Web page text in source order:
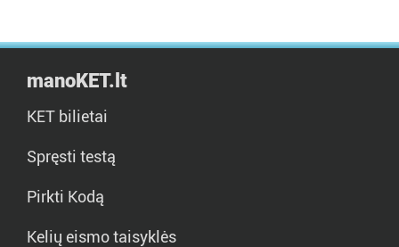
manoKET.lt
KET bilietai
Spręsti testą
Pirkti Kodą
Kelių eismo taisyklės